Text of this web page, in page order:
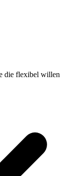
die flexibel willen